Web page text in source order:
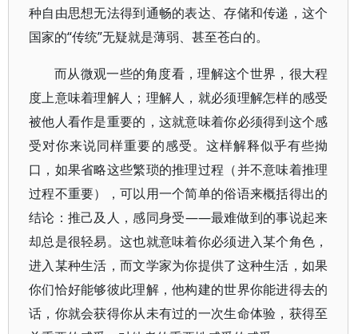
种自由思想无法得到通畅的表达、存储和传递，这个
国家的“传统”无疑就是薄弱、甚至苍白的。
而从微观一些的角度看，理解这个世界，很大程
度上意味着理解人；理解人，就必须理解怎样的感受
被他人看作是重要的，这就意味着你必须得到这个感
受对你来说同样重要的感受。这样解释似乎有些拗
口，如果省略这些繁琐的推理过程（并不意味着推理
过程不重要），可以用一个简单的俗语来概括得出的
结论：推己及人，感同身受——最难做到的事说起来
却总是很轻易。这也就意味着你必须进入某个角色，
进入某种生活，而文学家为你提供了这种生活，如果
你们恰好能够彼此理解，他构建的世界你能进得去的
话，你就会获得你从未有过的一次生命体验，获得至